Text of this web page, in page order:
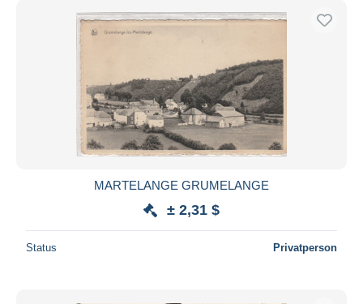
MARTELANGE GRUMELANGE
± 2,31 $
Status Privatperson